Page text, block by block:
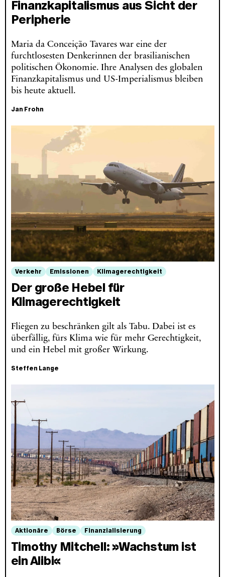
Finanzkapitalismus aus Sicht der
Peripherie
Maria da Conceição Tavares war eine der
furchtlosesten Denkerinnen der brasilianischen
politischen Ökonomie. Ihre Analysen des globalen
Finanzkapitalismus und US-Imperialismus bleiben
bis heute aktuell.
Jan Frohn
Verkehr Emissionen Klimagerechtigkeit
Der große Hebel für
Klimagerechtigkeit
Fliegen zu beschränken gilt als Tabu. Dabei ist es
überfällig, fürs Klima wie für mehr Gerechtigkeit,
und ein Hebel mit großer Wirkung.
Steffen Lange
Aktionäre Börse Finanzialisierung
Timothy Mitchell: »Wachstum ist
ein Alibi«